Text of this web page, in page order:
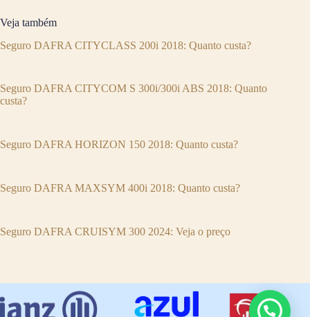
Veja também
Seguro DAFRA CITYCLASS 200i 2018: Quanto custa?
Seguro DAFRA CITYCOM S 300i/300i ABS 2018: Quanto
custa?
Seguro DAFRA HORIZON 150 2018: Quanto custa?
Seguro DAFRA MAXSYM 400i 2018: Quanto custa?
Seguro DAFRA CRUISYM 300 2024: Veja o preço